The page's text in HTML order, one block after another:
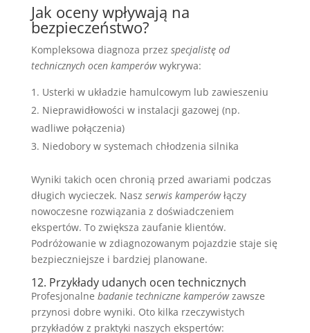
Jak oceny wpływają na
bezpieczeństwo?
Kompleksowa diagnoza przez specjalistę od
technicznych ocen kamperówwykrywa:
Usterki w układzie hamulcowym lub zawieszeniu
Nieprawidłowości w instalacji gazowej (np.
wadliwe połączenia)
Niedobory w systemach chłodzenia silnika
Wyniki takich ocen chronią przed awariami podczas
długich wycieczek. Nasz serwis kamperówłączy
nowoczesne rozwiązania z doświadczeniem
ekspertów. To zwiększa zaufanie klientów.
Podróżowanie w zdiagnozowanym pojazdzie staje się
bezpieczniejsze i bardziej planowane.
12. Przykłady udanych ocen technicznych
Profesjonalne badanie techniczne kamperówzawsze
przynosi dobre wyniki. Oto kilka rzeczywistych
przykładów z praktyki naszych ekspertów: